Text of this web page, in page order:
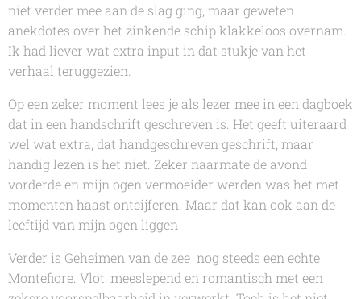
niet verder mee aan de slag ging, maar geweten
anekdotes over het zinkende schip klakkeloos overnam.
Ik had liever wat extra input in dat stukje van het
verhaal teruggezien.
Op een zeker moment lees je als lezer mee in een dagboek
dat in een handschrift geschreven is. Het geeft uiteraard
wel wat extra, dat handgeschreven geschrift, maar
handig lezen is het niet. Zeker naarmate de avond
vorderde en mijn ogen vermoeider werden was het met
momenten haast ontcijferen. Maar dat kan ook aan de
leeftijd van mijn ogen liggen 😊
Verder is Geheimen van de zee nog steeds een echte
Montefiore. Vlot, meeslepend en romantisch met een